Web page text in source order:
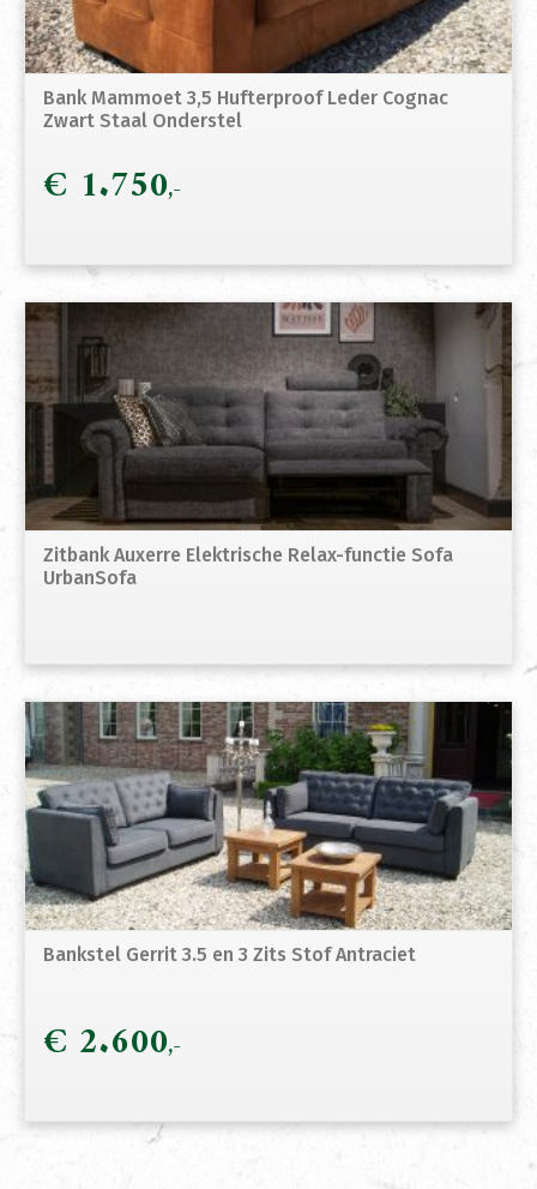
Bank Mammoet 3,5 Hufterproof Leder Cognac
Zwart Staal Onderstel
€ 1.750
Zitbank Auxerre Elektrische Relax-functie Sofa
UrbanSofa
Bankstel Gerrit 3.5 en 3 Zits Stof Antraciet
€ 2.600